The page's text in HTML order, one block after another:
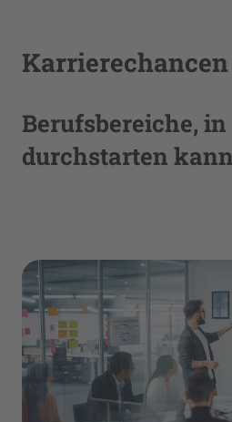
Karrierechancen
Berufsbereiche,
durchstarten